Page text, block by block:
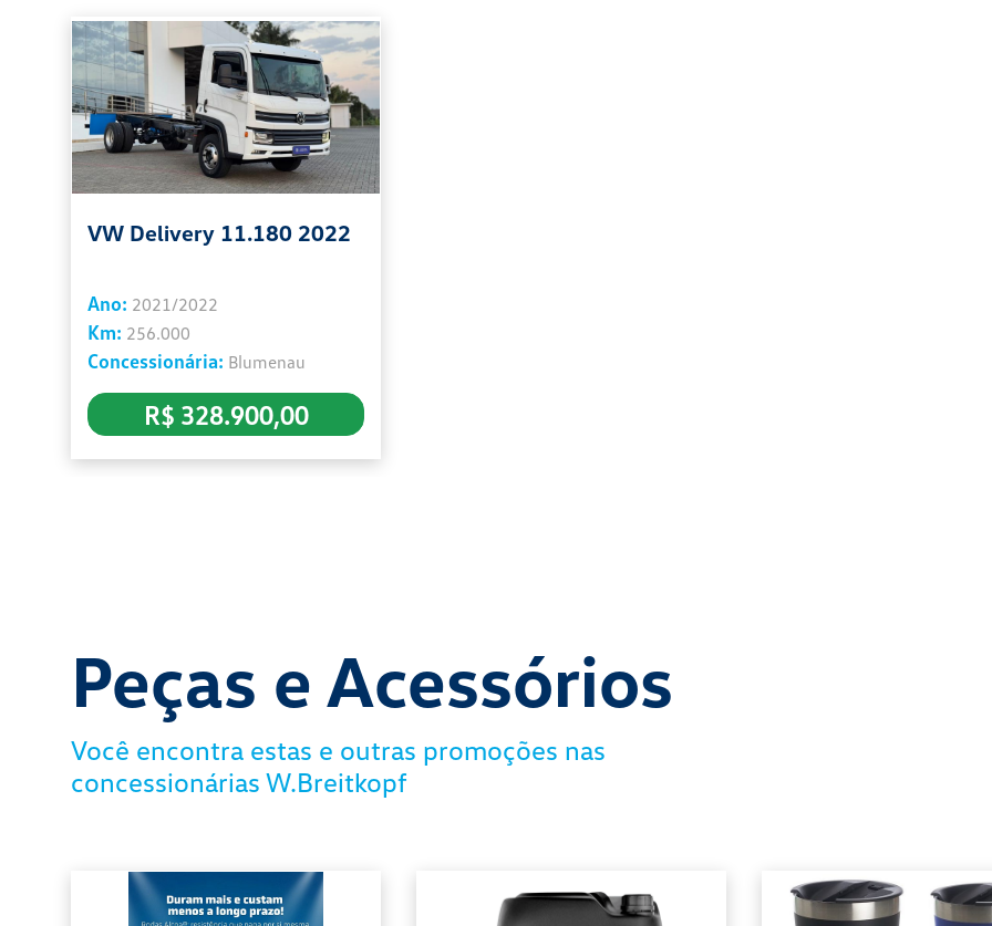
VW Delivery 11.180 2022
Ano: 2021/2022
Km: 256.000
Concessionária: Blumenau
R$ 328.900,00
Peças e Acessórios
Você encontra estas e outras promoções nas
concessionárias W.Breitkopf